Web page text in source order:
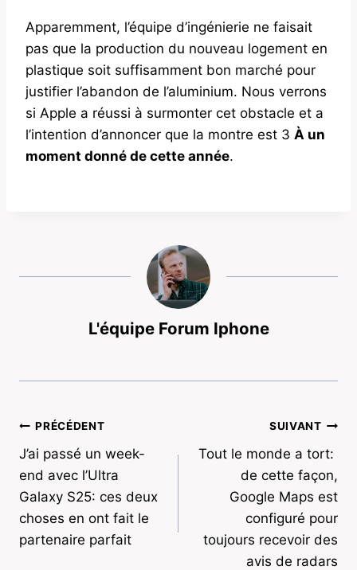
Apparemment, l’équipe d’ingénierie ne faisait
pas que la production du nouveau logement en
plastique soit suffisamment bon marché pour
justifier l’abandon de l’aluminium. Nous verrons
si Apple a réussi à surmonter cet obstacle et a
l’intention d’annoncer que la montre est 3 À un
moment donné de cette année.
L'équipe Forum Iphone
Navigation
de
l’article
PRÉCÉDENT
J’ai passé un week-
end avec l’Ultra
Galaxy S25: ces deux
choses en ont fait le
partenaire parfait
SUIVANT
Tout le monde a tort: ​​
de cette façon,
Google Maps est
configuré pour
toujours recevoir des
avis de radars